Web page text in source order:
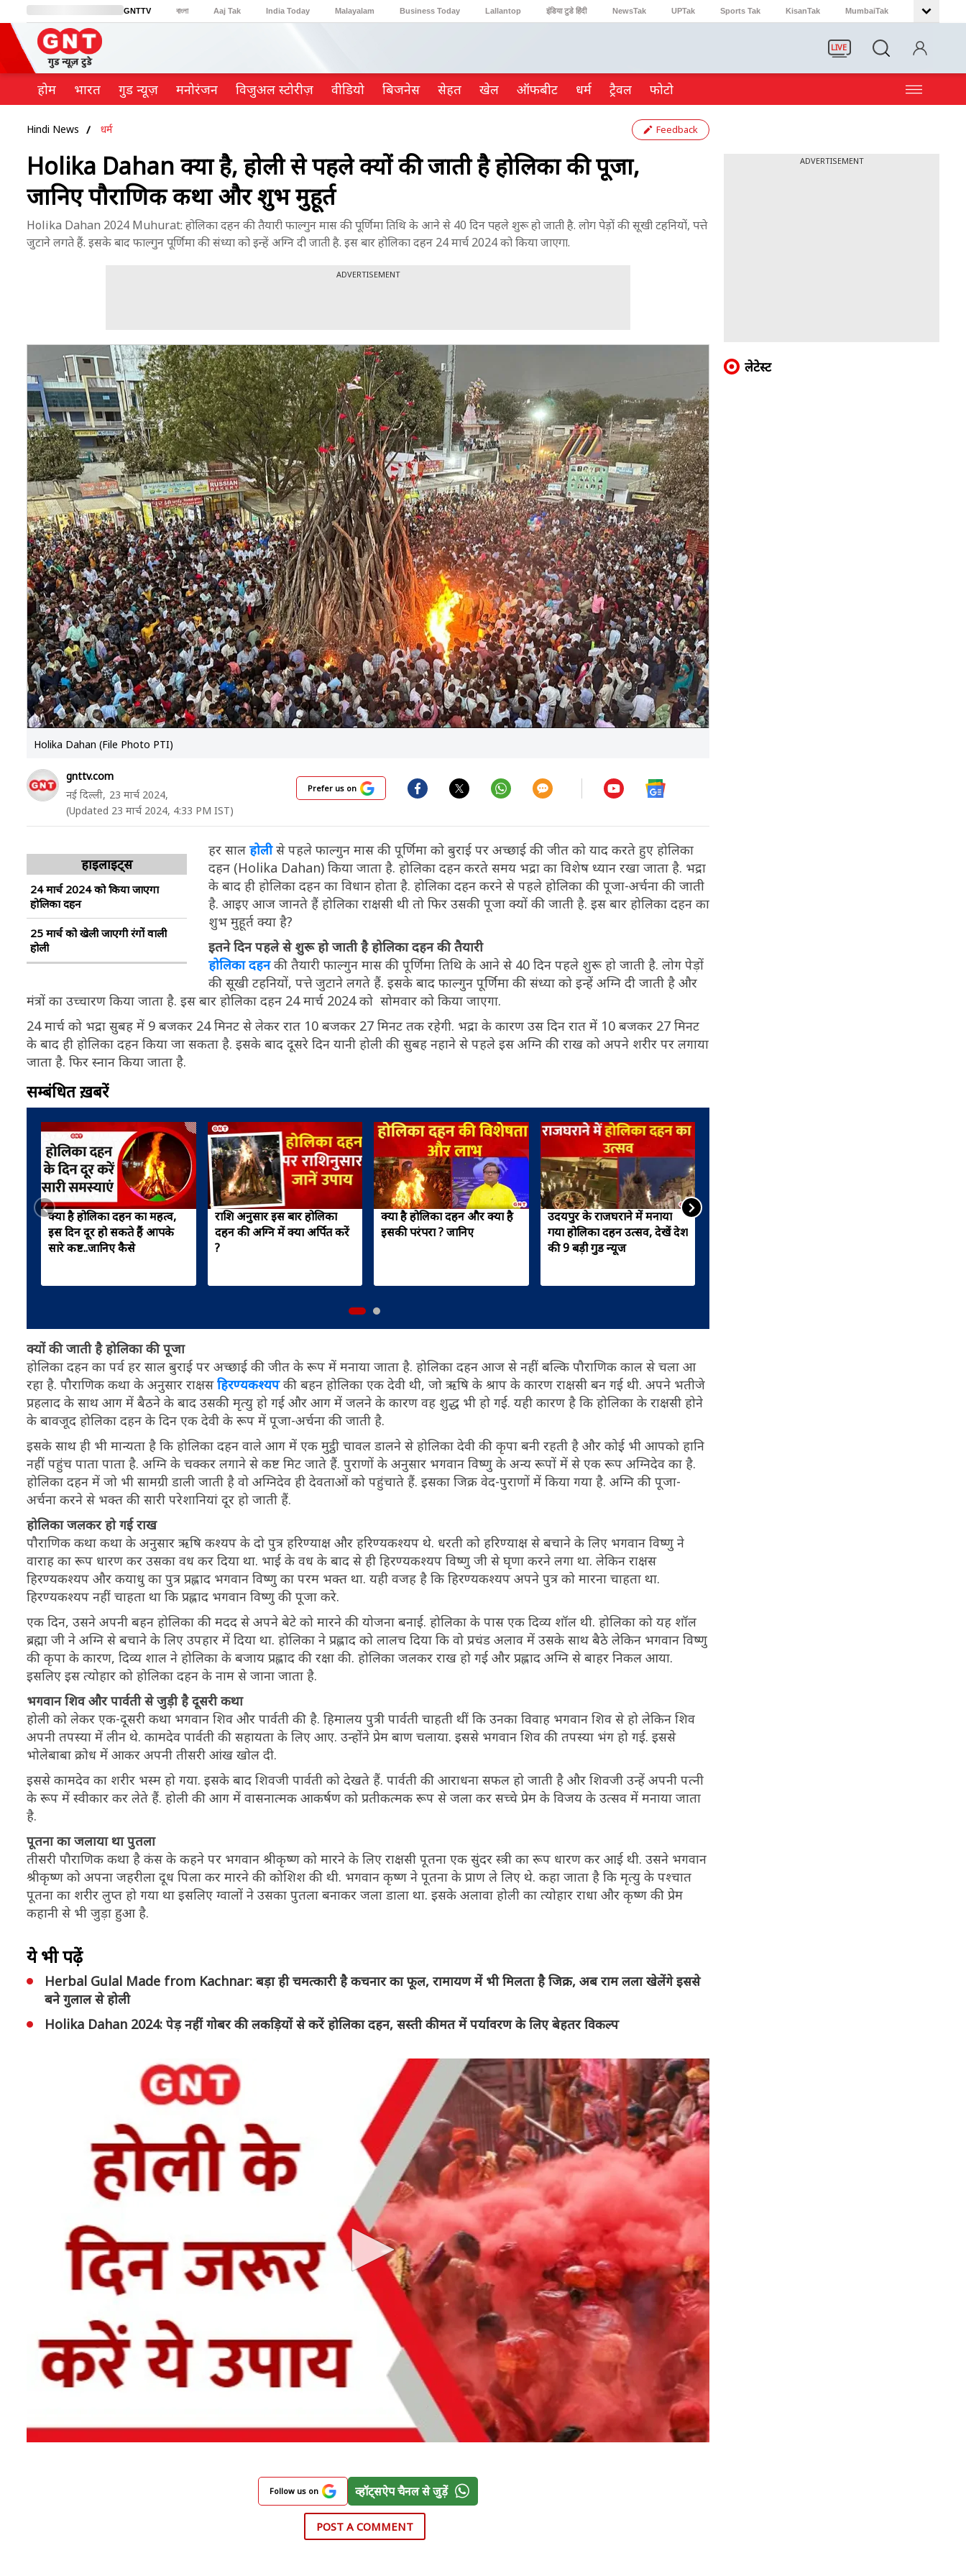
GNTTV বাংলা Aaj Tak India Today Malayalam Business Today Lallantop इंडिया टुडे हिंदी NewsTak UPTak Sports Tak KisanTak MumbaiTak
BT Bazaar Cosmopolitan
LIVE
होम भारत गुड न्यूज़ मनोरंजन विजुअल स्टोरीज़ वीडियो ब‍िजनेस सेहत खेल ऑफबीट धर्म ट्रैवल फोटो
Hindi News धर्म Feedback
Holika Dahan क्या है, होली से पहले क्यों की जाती है होलिका की पूजा,
जानिए पौराणिक कथा और शुभ मुहूर्त
Holika Dahan 2024 Muhurat: होलिका दहन की तैयारी फाल्गुन मास की पूर्णिमा तिथि के आने से 40 दिन पहले शुरू हो जाती है. लोग पेड़ों की सूखी टहनियों, पत्ते
जुटाने लगते हैं. इसके बाद फाल्गुन पूर्णिमा की संध्या को इन्हें अग्नि दी जाती है. इस बार होलिका दहन 24 मार्च 2024 को किया जाएगा.
ADVERTISEMENT
Holika Dahan (File Photo PTI)
gnttv.com
नई दिल्ली, 23 मार्च 2024,
(Updated 23 मार्च 2024, 4:33 PM IST)
Prefer us on
हाइलाइट्स
24 मार्च 2024 को किया जाएगा
होलिका दहन
25 मार्च को खेली जाएगी रंगों वाली
होली
हर साल होलीसे पहले फाल्गुन मास की पूर्णिमा को बुराई पर अच्छाई की जीत को याद करते हुए होलिका
दहन (Holika Dahan) किया जाता है. होलिका दहन करते समय भद्रा का विशेष ध्यान रखा जाता है. भद्रा
के बाद ही होलिका दहन का विधान होता है. होलिका दहन करने से पहले होलिका की पूजा-अर्चना की जाती
है. आइए आज जानते हैं होलिका राक्षसी थी तो फिर उसकी पूजा क्यों की जाती है. इस बार होलिका दहन का
शुभ मुहूर्त क्या है?
इतने दिन पहले से शुरू हो जाती है होलिका दहन की तैयारी
होलिका दहनकी तैयारी फाल्गुन मास की पूर्णिमा तिथि के आने से 40 दिन पहले शुरू हो जाती है. लोग पेड़ों
की सूखी टहनियों, पत्ते जुटाने लगते हैं. इसके बाद फाल्गुन पूर्णिमा की संध्या को इन्हें अग्नि दी जाती है और
मंत्रों का उच्चारण किया जाता है. इस बार होलिका दहन 24 मार्च 2024 को सोमवार को किया जाएगा.
24 मार्च को भद्रा सुबह में 9 बजकर 24 मिनट से लेकर रात 10 बजकर 27 मिनट तक रहेगी. भद्रा के कारण उस दिन रात में 10 बजकर 27 मिनट
के बाद ही होलिका दहन किया जा सकता है. इसके बाद दूसरे दिन यानी होली की सुबह नहाने से पहले इस अग्नि की राख को अपने शरीर पर लगाया
जाता है. फिर स्नान किया जाता है.
सम्बंधित ख़बरें
क्या है होलिका दहन का महत्व,
इस दिन दूर हो सकते हैं आपके
सारे कष्ट..जानिए कैसे
राशि अनुसार इस बार होलिका
दहन की अग्नि में क्या अर्पित करें
?
क्या है होलिका दहन और क्या है
इसकी परंपरा ? जानिए
उदयपुर के राजघराने में मनाया
गया होलिका दहन उत्सव, देखें देश
की 9 बड़ी गुड न्यूज
क्यों की जाती है होलिका की पूजा
होलिका दहन का पर्व हर साल बुराई पर अच्छाई की जीत के रूप में मनाया जाता है. होलिका दहन आज से नहीं बल्कि पौराणिक काल से चला आ
रहा है. पौराणिक कथा के अनुसार राक्षसहिरण्यकश्यपकी बहन होलिका एक देवी थी, जो ऋषि के श्राप के कारण राक्षसी बन गई थी. अपने भतीजे
प्रहलाद के साथ आग में बैठने के बाद उसकी मृत्यु हो गई और आग में जलने के कारण वह शुद्ध भी हो गई. यही कारण है कि होलिका के राक्षसी होने
के बावजूद होलिका दहन के दिन एक देवी के रूप में पूजा-अर्चना की जाती है.
इसके साथ ही भी मान्यता है कि होलिका दहन वाले आग में एक मुट्ठी चावल डालने से होलिका देवी की कृपा बनी रहती है और कोई भी आपको हानि
नहीं पहुंच पाता पाता है. अग्नि के चक्कर लगाने से कष्ट मिट जाते हैं. पुराणों के अनुसार भगवान विष्णु के अन्य रूपों में से एक रूप अग्निदेव का है.
होलिका दहन में जो भी सामग्री डाली जाती है वो अग्निदेव ही देवताओं को पहुंचाते हैं. इसका जिक्र वेद-पुराणों में किया गया है. अग्नि की पूजा-
अर्चना करने से भक्त की सारी परेशानियां दूर हो जाती हैं.
होलिका जलकर हो गई राख
पौराणिक कथा कथा के अनुसार ऋषि कश्यप के दो पुत्र हरिण्याक्ष और हरिण्यकश्यप थे. धरती को हरिण्याक्ष से बचाने के लिए भगवान विष्णु ने
वाराह का रूप धारण कर उसका वध कर दिया था. भाई के वध के बाद से ही हिरण्यकश्यप विष्णु जी से घृणा करने लगा था. लेकिन राक्षस
हिरण्यकश्यप और कयाधु का पुत्र प्रह्लाद भगवान विष्णु का परम भक्त था. यही वजह है कि हिरण्यकश्यप अपने पुत्र को मारना चाहता था.
हिरण्यकश्यप नहीं चाहता था कि प्रह्लाद भगवान विष्णु की पूजा करे.
एक दिन, उसने अपनी बहन होलिका की मदद से अपने बेटे को मारने की योजना बनाई. होलिका के पास एक दिव्य शॉल थी. होलिका को यह शॉल
ब्रह्मा जी ने अग्नि से बचाने के लिए उपहार में दिया था. होलिका ने प्रह्लाद को लालच दिया कि वो प्रचंड अलाव में उसके साथ बैठे लेकिन भगवान विष्णु
की कृपा के कारण, दिव्य शाल ने होलिका के बजाय प्रह्लाद की रक्षा की. होलिका जलकर राख हो गई और प्रह्लाद अग्नि से बाहर निकल आया.
इसलिए इस त्योहार को होलिका दहन के नाम से जाना जाता है.
भगवान शिव और पार्वती से जुड़ी है दूसरी कथा
होली को लेकर एक-दूसरी कथा भगवान शिव और पार्वती की है. हिमालय पुत्री पार्वती चाहती थीं कि उनका विवाह भगवान शिव से हो लेकिन शिव
अपनी तपस्या में लीन थे. कामदेव पार्वती की सहायता के लिए आए. उन्होंने प्रेम बाण चलाया. इससे भगवान शिव की तपस्या भंग हो गई. इससे
भोलेबाबा क्रोध में आकर अपनी तीसरी आंख खोल दी.
इससे कामदेव का शरीर भस्म हो गया. इसके बाद शिवजी पार्वती को देखते हैं. पार्वती की आराधना सफल हो जाती है और शिवजी उन्हें अपनी पत्नी
के रूप में स्वीकार कर लेते हैं. होली की आग में वासनात्मक आकर्षण को प्रतीकत्मक रूप से जला कर सच्चे प्रेम के विजय के उत्सव में मनाया जाता
है.
पूतना का जलाया था पुतला
तीसरी पौराणिक कथा है कंस के कहने पर भगवान श्रीकृष्ण को मारने के लिए राक्षसी पूतना एक सुंदर स्त्री का रूप धारण कर आई थी. उसने भगवान
श्रीकृष्ण को अपना जहरीला दूध पिला कर मारने की कोशिश की थी. भगवान कृष्ण ने पूतना के प्राण ले लिए थे. कहा जाता है कि मृत्यु के पश्चात
पूतना का शरीर लुप्त हो गया था इसलिए ग्वालों ने उसका पुतला बनाकर जला डाला था. इसके अलावा होली का त्योहार राधा और कृष्ण की प्रेम
कहानी से भी जुड़ा हुआ है.
ये भी पढ़ें
Herbal Gulal Made from Kachnar: बड़ा ही चमत्कारी है कचनार का फूल, रामायण में भी मिलता है जिक्र, अब राम लला खेलेंगे इससे
बने गुलाल से होली
Holika Dahan 2024: पेड़ नहीं गोबर की लकड़ियों से करें होलिका दहन, सस्ती कीमत में पर्यावरण के लिए बेहतर विकल्प
Follow us on व्हॉट्सऐप चैनल से जुड़ें
POST A COMMENT
ADVERTISEMENT
लेटेस्ट